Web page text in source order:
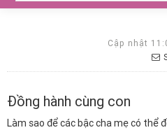
Cập nhật
Đồng hành cùng con
Làm sao để các bậc cha mẹ có thể